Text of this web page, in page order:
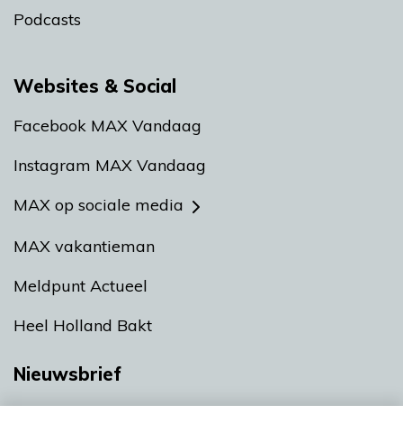
Podcasts
Websites & Social
Facebook MAX Vandaag
Instagram MAX Vandaag
MAX op sociale media
MAX vakantieman
Meldpunt Actueel
Heel Holland Bakt
Nieuwsbrief